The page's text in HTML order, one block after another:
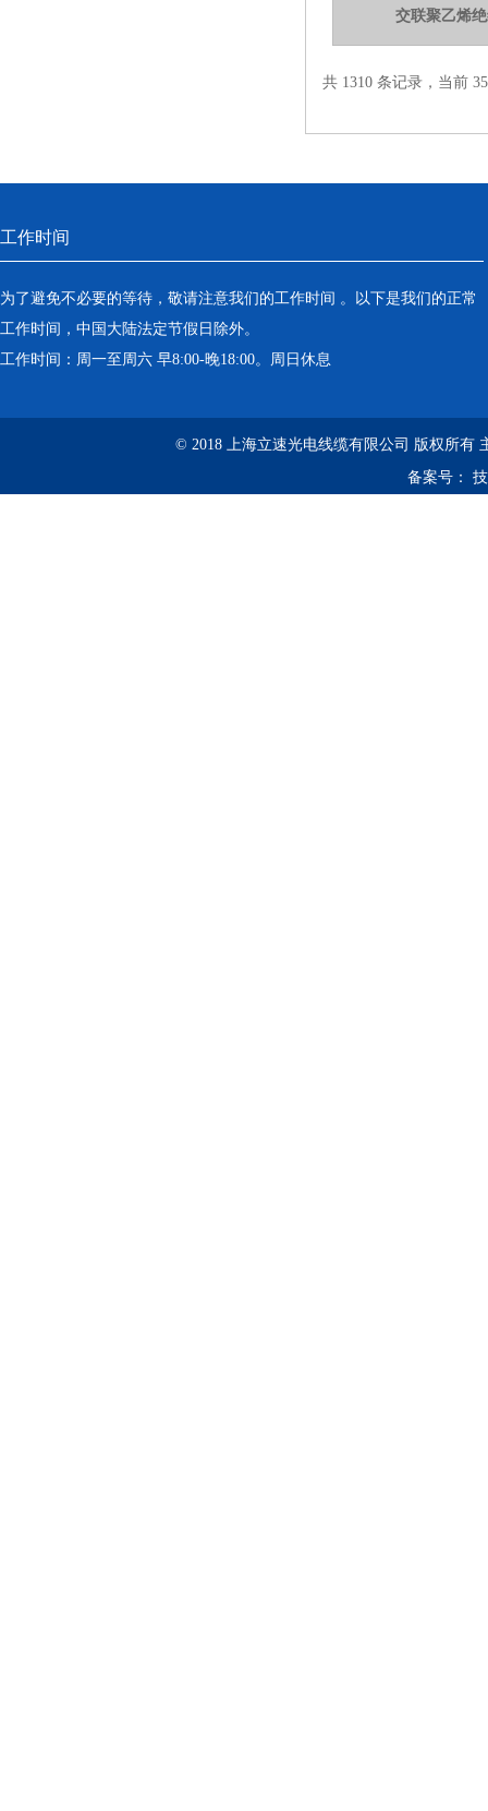
交联聚乙烯
共 1310 条记录，当前
工作时间
为了避免不必要的等待，敬请注意我们的工作时间 。以下是我们的正常
工作时间，中国大陆法定节假日除外。
工作时间：周一至周六 早8:00-晚18:00。周日休息
© 2018 上海立速光电线缆有限公司 版权所有
备案号：